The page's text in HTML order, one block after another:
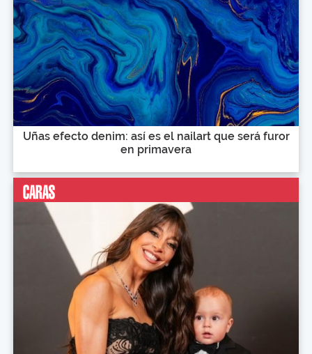
Uñas efecto denim: así es el nailart que será furor
en primavera